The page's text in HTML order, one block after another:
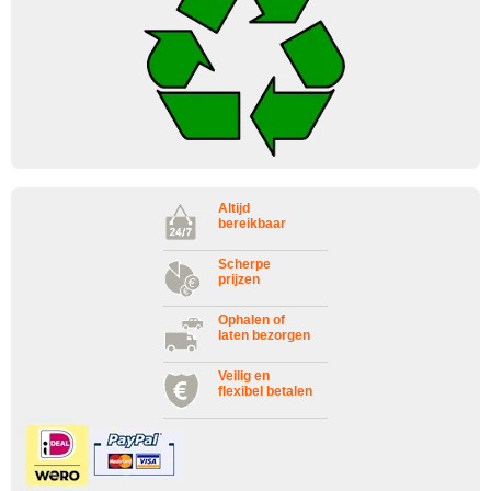
Altijd
bereikbaar
Scherpe
prijzen
Ophalen of
laten bezorgen
Veilig en
flexibel betalen